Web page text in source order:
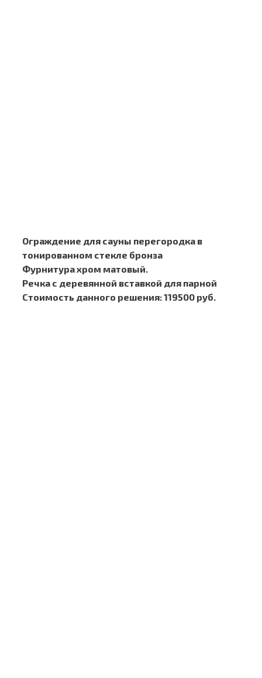
Ограждение для сауны перегородка в
тонированном стекле бронза
Фурнитура хром матовый.
Речка с деревянной вставкой для парной
Стоимость данного решения:119500 руб.